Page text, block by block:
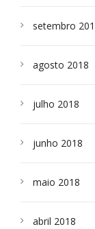
setembro
agosto 2018
julho 2018
junho 2018
maio 2018
abril 2018